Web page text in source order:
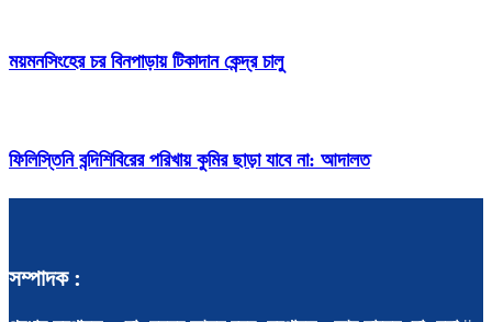
ময়মনসিংহের চর বিনপাড়ায় টিকাদান কেন্দ্র চালু
ফিলিস্তিনি বন্দিশিবিরের পরিখায় কুমির ছাড়া যাবে না: আদালত
সম্পাদক :